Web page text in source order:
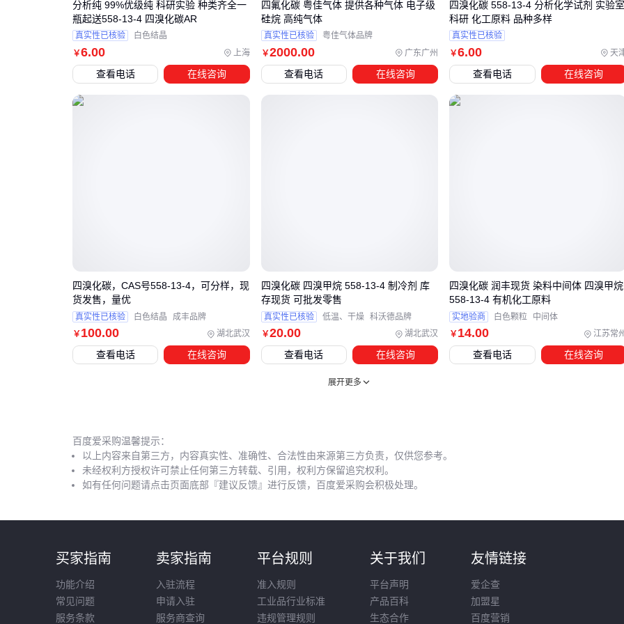
厂检测达标，运输和存储过程中，劣质钢瓶可能因内壁微孔吸
附杂质，而普通碳钢管道在长期接触高纯气体后可能释放金属
关键配套需同步考虑：
应优先选择电解抛光不锈钢材质，避免传
五、40L钢瓶搬运和减压阀选型中的两个致命盲区
操作高纯四氟化碳钢瓶时，多数事故源于两个被低估的细节：
搬运时的机械振动会扰动瓶底沉积物，而普通减压阀的膜片材
质可能渗透微量水汽。曾有电子厂因使用工业级减压阀，导致
晶圆表面出现纳米级氧化物缺陷。
高纯气体减压阀
应选择全金属波纹管密封结构，杜绝橡胶
膜片析出物
用风险——在半导体行业，预防性投入永远比事后追溯更经
高纯四氟化碳99.9995% 40L的可靠性链条始于钢瓶资质验证，
贯穿于配套设备匹配度，最终落脚于操作规范。采购决策时，
￥6.00 上海
分析纯 99%优级纯 科研实验 种类齐全一
瓶起送558-13-4 四溴化碳AR
真实性已核验 白色结晶
查看电话 在线咨询
￥2000.00 广东广州
四氟化碳 粤佳气体 提供各种气体 电子级
硅烷 高纯气体
真实性已核验 粤佳气体品牌
查看电话 在线咨询
￥6.00 天
四溴化碳 558-13-4 分析化学试剂 实验
科研 化工原料 品种多样
真实性已核验
查看电话 在线咨询
￥ 100.00 湖北武汉
四溴化碳，CAS号558-13-4，可分样，现
货发售，量优
真实性已核验 白色结晶 成丰品牌
查看电话 在线咨询
￥20.00 湖北武汉
四溴化碳 四溴甲烷 558-13-4 制冷剂 库
存现货 可批发零售
真实性已核验 低温、干燥 科沃德品牌
查看电话 在线咨询
￥ 14.00 江苏常
四溴化碳 润丰现货 染料中间体 四溴甲烷
558-13-4 有机化工原料
实地验商 白色颗粒 中间体
查看电话 在线咨询
展开更多
百度爱采购温馨提示：
以上内容来自第三方，内容真实性、准确性、合法性由来源第三方负责，仅供您参考。
未经权利方授权许可禁止任何第三方转载、引用，权利方保留追究权利。
如有任何问题请点击页面底部『建议反馈』进行反馈，百度爱采购会积极处理。
买家指南
功能介绍
常见问题
服务条款
卖家指南
入驻流程
申请入驻
服务商查询
平台规则
准入规则
工业品行业标准
违规管理规则
关于我们
平台声明
产品百科
生态合作
友情链接
爱企查
加盟星
百度营销